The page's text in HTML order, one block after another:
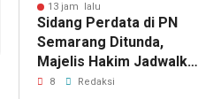
13 jam lalu
Sidang Perdata di PN
Semarang Ditunda,
Majelis Hakim Jadwalkan
Pemanggilan Ulang BPR
8 Redaksi